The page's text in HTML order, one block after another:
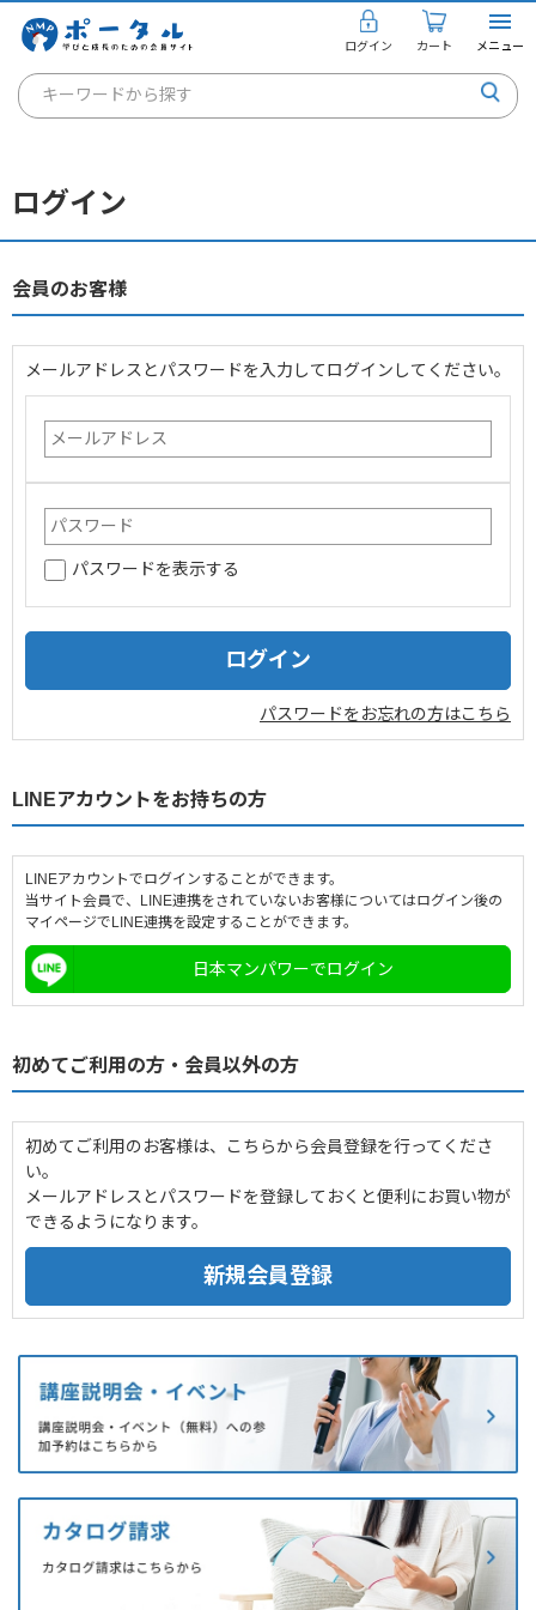
ログイン カート メニュー
キーワードから探す
通信講座
講座を探す
個人のお客様
法人のお客様
企業情報
採用情報
ログイン
会員のお客様
メールアドレスとパスワードを入力してログインしてください。
パスワードを表示する
パスワードをお忘れの方はこちら
LINEアカウントをお持ちの方
LINEアカウントでログインすることができます。
当サイト会員で、LINE連携をされていないお客様についてはログイン後の
マイページでLINE連携を設定することができます。
日本マンパワーでログイン
初めてご利用の方・会員以外の方
初めてご利用のお客様は、こちらから会員登録を行ってくださ
い。
メールアドレスとパスワードを登録しておくと便利にお買い物が
できるようになります。